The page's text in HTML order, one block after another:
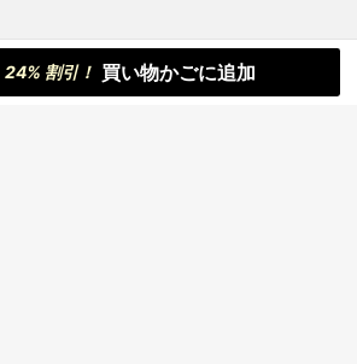
24% 割引！ 買い物かごに追加